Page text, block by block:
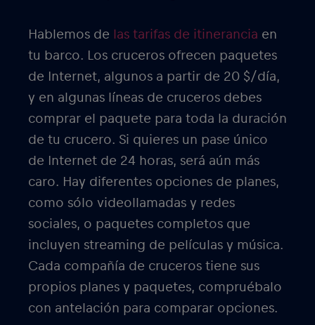
Hablemos de las tarifas de itinerancia en
tu barco. Los cruceros ofrecen paquetes
de Internet, algunos a partir de 20 $/día,
y en algunas líneas de cruceros debes
comprar el paquete para toda la duración
de tu crucero. Si quieres un pase único
de Internet de 24 horas, será aún más
caro. Hay diferentes opciones de planes,
como sólo videollamadas y redes
sociales, o paquetes completos que
incluyen streaming de películas y música.
Cada compañía de cruceros tiene sus
propios planes y paquetes, compruébalo
con antelación para comparar opciones.